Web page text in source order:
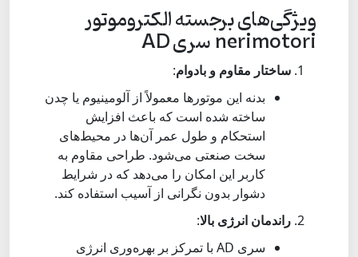
ویژگی‌های برجسته الکتروموتور
nerimotori سری AD
ساختار مقاوم و بادوام:
بدنه این موتورها معمولاً از آلومینیوم یا چدن
ساخته شده است که باعث افزایش
استحکام و طول عمر آن‌ها در محیط‌های
سخت صنعتی می‌شود. طراحی مقاوم به
کاربر این امکان را می‌دهد که در شرایط
دشوار بدون نگرانی از آسیب استفاده کند.
راندمان انرژی بالا:
سری AD با تمرکز بر بهره‌وری انرژی